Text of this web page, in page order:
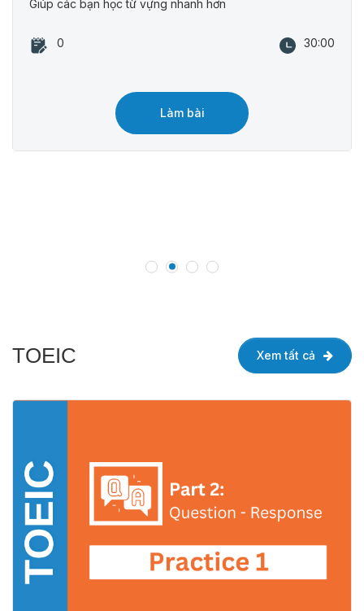
Giúp các bạn học từ vựng nhanh hơn
0 30:00
Làm bài
TOEIC Xem tất cả